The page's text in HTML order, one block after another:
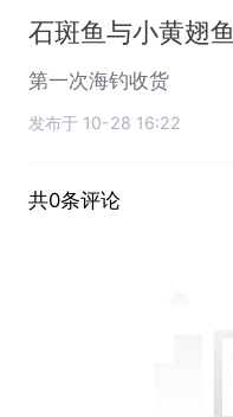
石斑鱼与小黄翅鱼
第一次海钓收货
发布于 10-28 16:22
共0条评论